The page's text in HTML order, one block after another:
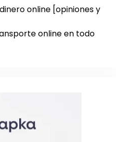
online [opiniones y
online en todo